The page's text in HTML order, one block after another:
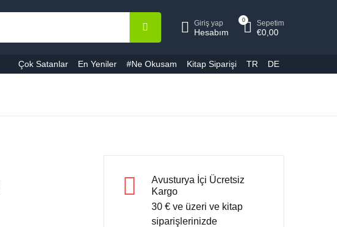
Giriş yap
Hesabım
0 Sepetim
€0,00
Çok Satanlar En Yeniler #Ne Okusam Kitap Siparişi TR DE
Kapat
Kapat
Avusturya İçi Ücretsiz
Kargo
30 € ve üzeri ve kitap
siparişlerinizde